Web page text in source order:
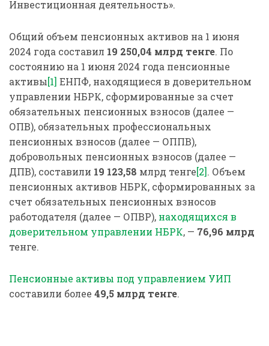
Инвестиционная деятельность».
Общий объем пенсионных активов на 1 июня
2024 года составил 19 250,04 млрд тенге. По
состоянию на 1 июня 2024 года пенсионные
активы[1] ЕНПФ, находящиеся в доверительном
управлении НБРК, сформированные за счет
обязательных пенсионных взносов (далее —
ОПВ), обязательных профессиональных
пенсионных взносов (далее — ОППВ),
добровольных пенсионных взносов (далее —
ДПВ), составили 19 123,58 млрд тенге[2]. Объем
пенсионных активов НБРК, сформированных за
счет обязательных пенсионных взносов
работодателя (далее — ОПВР), находящихся в
доверительном управлении НБРК, — 76,96 млрд
тенге.
Пенсионные активы под управлением УИП
составили более 49,5 млрд тенге.